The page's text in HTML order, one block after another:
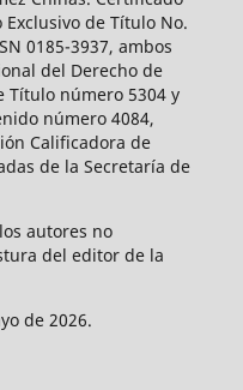
Exclusivo de Título No.
0185-3937, ambos
del Derecho de
Título número 5304 y
número 4084,
Calificadora de
de la Secretaría de
autores no
del editor de la
de 2026.